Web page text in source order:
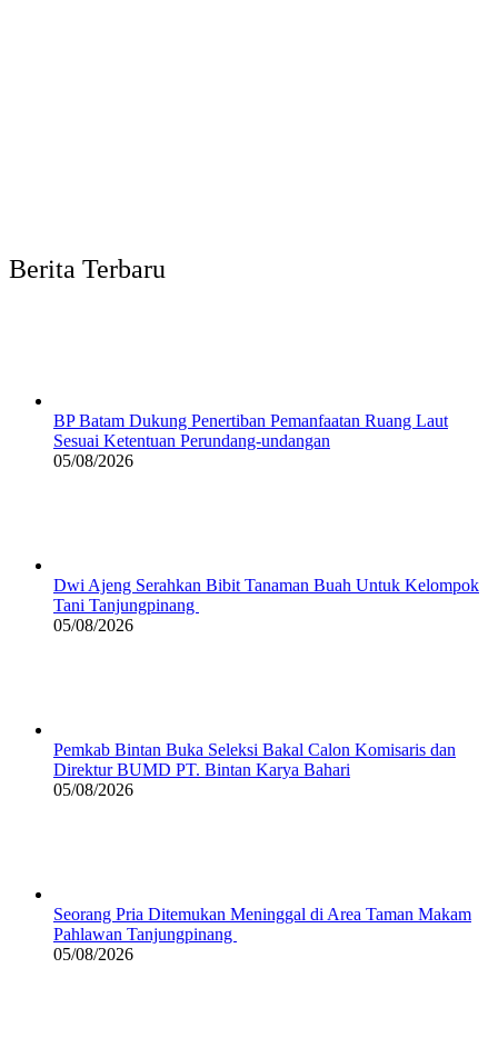
Berita Terbaru
BP Batam Dukung Penertiban Pemanfaatan Ruang Laut
Sesuai Ketentuan Perundang-undangan
05/08/2026
Dwi Ajeng Serahkan Bibit Tanaman Buah Untuk Kelompok
Tani Tanjungpinang
05/08/2026
Pemkab Bintan Buka Seleksi Bakal Calon Komisaris dan
Direktur BUMD PT. Bintan Karya Bahari
05/08/2026
Seorang Pria Ditemukan Meninggal di Area Taman Makam
Pahlawan Tanjungpinang
05/08/2026